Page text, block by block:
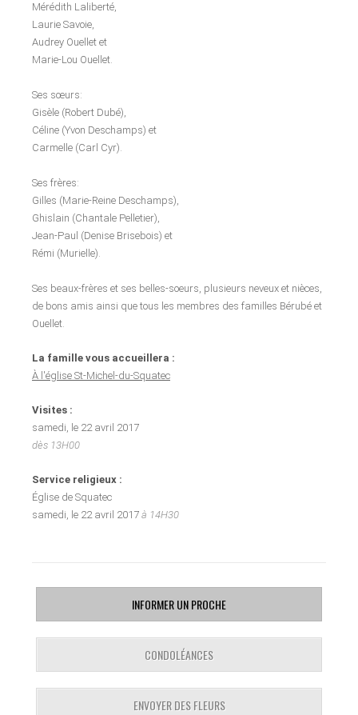
Mérédith Laliberté,
Laurie Savoie,
Audrey Ouellet et
Marie-Lou Ouellet.
Ses sœurs:
Gisèle (Robert Dubé),
Céline (Yvon Deschamps) et
Carmelle (Carl Cyr).
Ses frères:
Gilles (Marie-Reine Deschamps),
Ghislain (Chantale Pelletier),
Jean-Paul (Denise Brisebois) et
Rémi (Murielle).
Ses beaux-frères et ses belles-soeurs, plusieurs neveux et nièces,
de bons amis ainsi que tous les membres des familles Bérubé et
Ouellet.
La famille vous accueillera :
À l'église St-Michel-du-Squatec
Visites :
samedi, le 22 avril 2017
dès 13H00
Service religieux :
Église de Squatec
samedi, le 22 avril 2017 à 14H30
INFORMER UN PROCHE
CONDOLÉANCES
ENVOYER DES FLEURS